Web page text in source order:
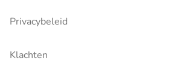
Privacybeleid
Klachten